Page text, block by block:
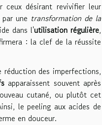
ceux désirant revivifier leur
une transformation de la
dans l'utilisation régulière,
: la clef de la réussite
des imperfections,
apparaissent souvent après
cutané, ou plutôt cet
le peeling aux acides de
en douceur.